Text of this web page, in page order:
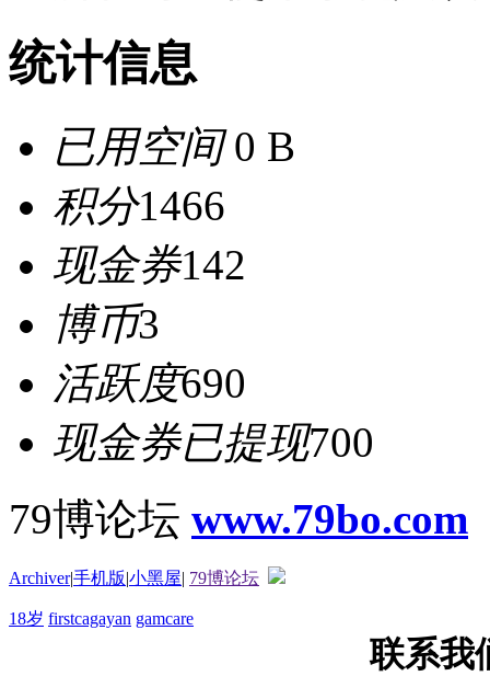
统计信息
已用空间0 B
积分1466
现金券142
博币3
活跃度690
现金券已提现700
79博论坛 www.79bo.com
Archiver|手机版|小黑屋| 79博论坛
18岁 firstcagayan gamcare
联系我